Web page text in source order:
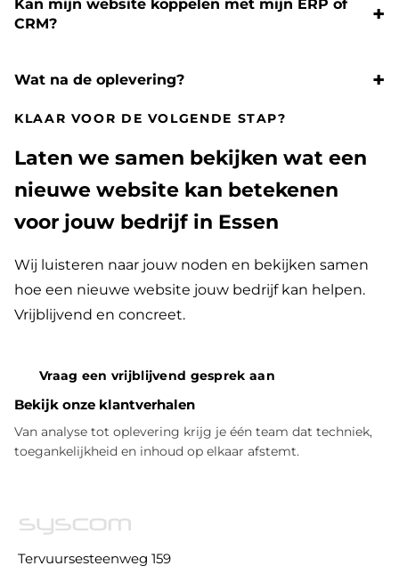
Kan mijn website koppelen met mijn ERP of
CRM?
Wat na de oplevering?
KLAAR VOOR DE VOLGENDE STAP?
Laten we samen bekijken wat een
nieuwe website kan betekenen
voor jouw bedrijf in Essen
Wij luisteren naar jouw noden en bekijken samen
hoe een nieuwe website jouw bedrijf kan helpen.
Vrijblijvend en concreet.
Vraag een vrijblijvend gesprek aan
Bekijk onze klantverhalen
Van analyse tot oplevering krijg je één team dat techniek,
toegankelijkheid en inhoud op elkaar afstemt.
Tervuursesteenweg 159